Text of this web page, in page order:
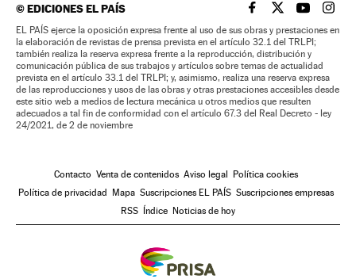
©EDICIONES EL PAÍS EL PAÍS BRASIL EN
EL PAÍSEL PAÍS
EL
EL PAÍS ejerce la oposición expresa frente al uso de sus obras y prestaciones en
la elaboración de revistas de prensa prevista en el artículo 32.1 del TRLPI;
también realiza la reserva expresa frente a la reproducción, distribución y
comunicación pública de sus trabajos y artículos sobre temas de actualidad
prevista en el artículo 33.1 del TRLPI; y, asimismo, realiza una reserva expresa
de las reproducciones y usos de las obras y otras prestaciones accesibles desde
este sitio web a medios de lectura mecánica u otros medios que resulten
adecuados a tal fin de conformidad con el artículo 67.3 del Real Decreto - ley
24/2021, de 2 de noviembre
Contacto Venta de contenidos Aviso legal
Política cookies
Política de privacidad
Mapa Suscripciones EL PAÍS Suscripciones empresas
RSS
Índice Noticias de hoy